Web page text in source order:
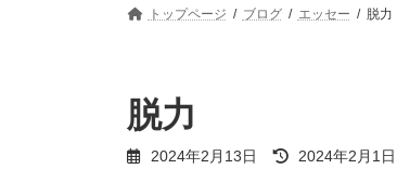
トップページ ブログ エッセー 脱力
脱力
2024年2月13日
最
2024年2月1日